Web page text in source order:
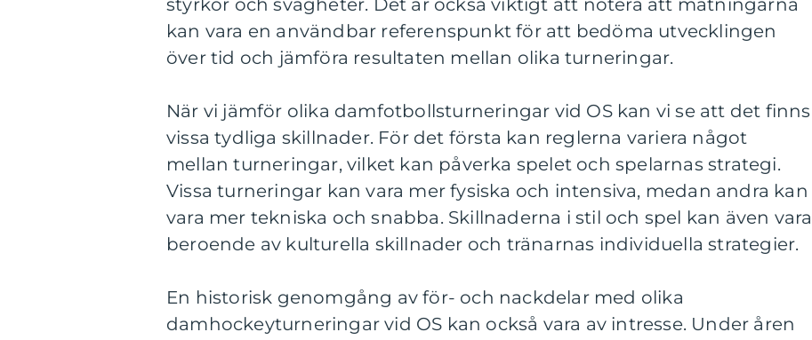
kan vara en användbar referenspunkt för att bedöma utvecklingen
över tid och jämföra resultaten mellan olika turneringar.
När vi jämför olika damfotbollsturneringar vid OS kan vi se att det finns
vissa tydliga skillnader. För det första kan reglerna variera något
mellan turneringar, vilket kan påverka spelet och spelarnas strategi.
Vissa turneringar kan vara mer fysiska och intensiva, medan andra kan
vara mer tekniska och snabba. Skillnaderna i stil och spel kan även vara
beroende av kulturella skillnader och tränarnas individuella strategier.
En historisk genomgång av för- och nackdelar med olika
damhockeyturneringar vid OS kan också vara av intresse. Under åren